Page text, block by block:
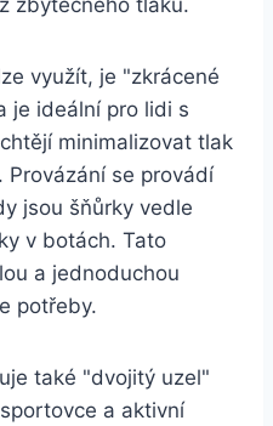
využít, je "zkrácené
je ideální pro lidi s
minimalizovat tlak
⁣se provádí
jsou šňůrky ‌vedle
v botách.‍ Tato
a jednoduchou
potřeby.
také "dvojitý uzel"
a aktivní